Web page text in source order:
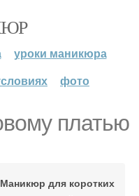
уроки маникюра
фото
платью
Маникюр для коротких